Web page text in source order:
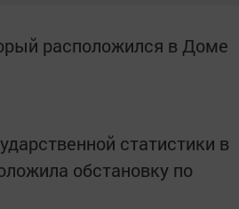
расположился в Доме
статистики в
обстановку по